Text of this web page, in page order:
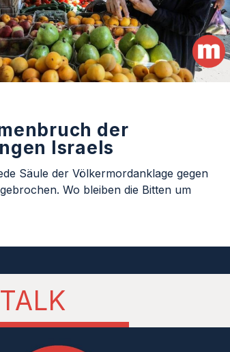
der
Israels
Säule der Völkermordanklage gegen
Wo bleiben die Bitten um